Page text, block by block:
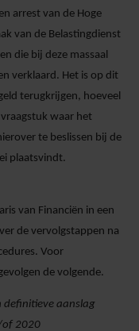
arrest van de Hoge
van de Belastingdienst
die bij deze massaal
verklaard. Het is op dit
terugkrijgen, hoeveel
waar het
te beslissen bij de
plaatsvindt.
van Financiën in een
de vervolgstappen na
Voor
de volgende.
definitieve aanslag
of 2020